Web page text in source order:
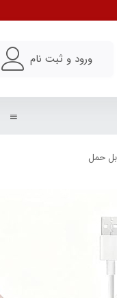
ورود و ثبت نام